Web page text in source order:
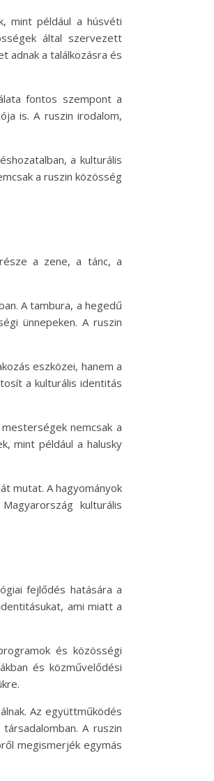
mint például a húsvéti
által szervezett
adnak a találkozásra és
fontos szempont a
is. A ruszin irodalom,
a kulturális
a ruszin közösség
a zene, a tánc, a
A tambura, a hegedű
ünnepeken. A ruszin
eszközei, hanem a
a kulturális identitás
nemcsak a
mint például a halusky
mutat. A hagyományok
kulturális
fejlődés hatására a
ami miatt a
és közösségi
és közművelődési
Az együttműködés
A ruszin
megismerjék egymás